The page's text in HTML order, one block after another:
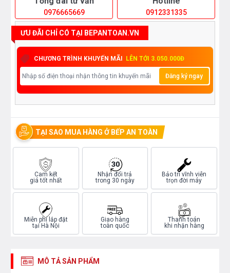
0976665669 0912331335
ƯU ĐÃI CHỈ CÓ TẠI BEPANTOAN.VN
CHƯƠNG TRÌNH KHUYẾN MÃI LÊN TỚI 3.050.000Đ
Đăng ký ngay
TẠI SAO MUA HÀNG Ở BẾP AN TOÀN
Cam kết
giá tốt nhất
Nhận đổi trả
trong 30 ngày
Bảo trì vĩnh viễn
trọn đời máy
Miễn phí lắp đặt
tại Hà Nội
Giao hàng
toàn quốc
Thanh toán
khi nhận hàng
MÔ TẢ SẢN PHẨM